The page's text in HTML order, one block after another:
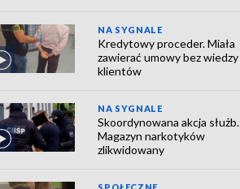
NA SYGNALE
Kredytowy proceder. Miała
zawierać umowy bez wiedzy
klientów
NA SYGNALE
Skoordynowana akcja służb.
Magazyn narkotyków
zlikwidowany